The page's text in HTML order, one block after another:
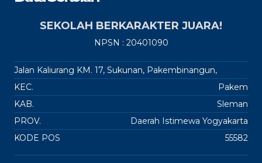
SEKOLAH BERKARAKTER JUARA!
NPSN : 20401090
Jalan Kaliurang KM. 17, Sukunan, Pakembinangun,
KEC.
Pakem
KAB.
Sleman
PROV.
Daerah Istimewa Yogyakarta
KODE POS
55582